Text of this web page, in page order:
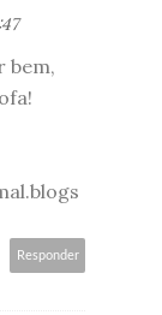
bem,
Responder